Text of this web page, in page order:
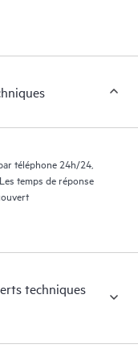
téléphone 24h/24,
temps de réponse
techniques